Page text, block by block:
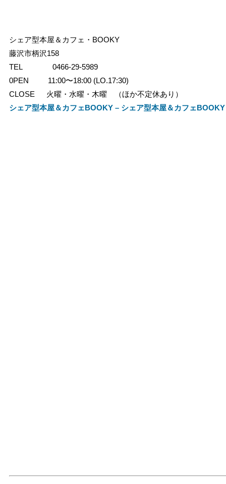
シェア型本屋＆カフェ・BOOKY
藤沢市柄沢158
TEL 0466-29-5989
0PEN 11:00〜18:00 (LO.17:30)
CLOSE 火曜・水曜・木曜 （ほか不定休あり）
シェア型本屋＆カフェBOOKY – シェア型本屋＆カフェBOOKY